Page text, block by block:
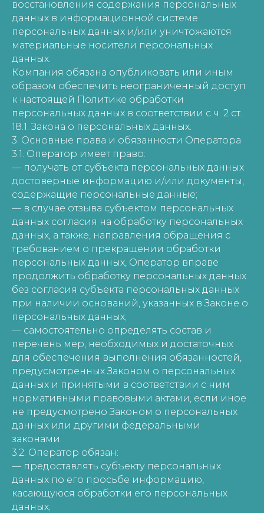
восстановления содержания персональных
данных в информационной системе
персональных данных и/или уничтожаются
материальные носители персональных
данных.
Компания обязана опубликовать или иным
образом обеспечить неограниченный доступ
к настоящей Политике обработки
персональных данных в соответствии с ч. 2 ст.
18.1. Закона о персональных данных.
3. Основные права и обязанности Оператора
3.1. Оператор имеет право:
— получать от субъекта персональных данных
достоверные информацию и/или документы,
содержащие персональные данные;
— в случае отзыва субъектом персональных
данных согласия на обработку персональных
данных, а также, направления обращения с
требованием о прекращении обработки
персональных данных, Оператор вправе
продолжить обработку персональных данных
без согласия субъекта персональных данных
при наличии оснований, указанных в Законе о
персональных данных;
— самостоятельно определять состав и
перечень мер, необходимых и достаточных
для обеспечения выполнения обязанностей,
предусмотренных Законом о персональных
данных и принятыми в соответствии с ним
нормативными правовыми актами, если иное
не предусмотрено Законом о персональных
данных или другими федеральными
законами.
3.2. Оператор обязан:
— предоставлять субъекту персональных
данных по его просьбе информацию,
касающуюся обработки его персональных
данных;